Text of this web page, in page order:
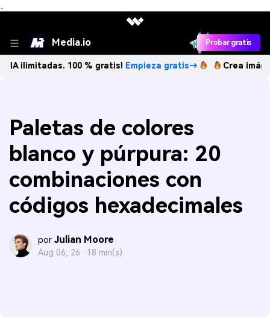
、
Media.io Probar gratis
100 % gratis!Empieza gratis→ Crea imágenes IA
Paletas de colores
blanco y púrpura: 20
combinaciones con
códigos hexadecimales
por Julian Moore
Aug 06, 26 · 18 min(s)